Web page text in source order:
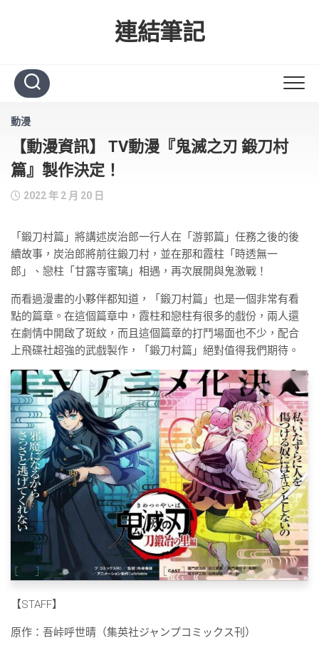
連結筆記
動漫
【動漫資訊】 TV動漫『鬼滅之刃 鍛刀村
篇』製作決定！
2022 年 2 月 20 日
「鍛刀村篇」將講述炭治郎一行人在「游郭篇」任務之後的後
續故事，炭治郎將前往鍛刀村，並在那和霞柱「時透無一
郎」、戀柱「甘露寺蜜璃」相遇，再次展開與鬼激戰！
而看過漫畫的小夥伴都知道，「鍛刀村篇」也是一個非常有看
點的篇章。在這個篇章中，霞柱和戀柱有很多的戲份，兩人還
在劇情中開啟了斑紋，而且這個篇章的打鬥場面也不少，配合
上飛碟社超強的武戲製作，「鍛刀村篇」絕對值得我們期待。
【STAFF】
原作：吾峠呼世晴（集英社ジャンプコミックス刊）